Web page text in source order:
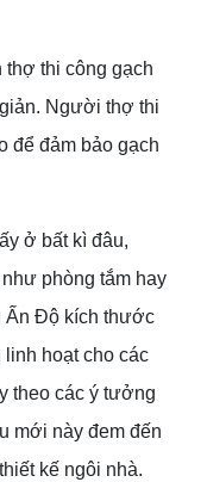
thi công gạch
Người thợ thi
để đảm bảo gạch
ở bất kì đâu,
phòng tắm hay
Ấn Độ kích thước
hoạt cho các
theo các ý tưởng
mới này đem đến
kế ngôi nhà.